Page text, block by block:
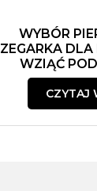
WYBÓR
ZEGARKA
WZIĄĆ
CZYTAJ